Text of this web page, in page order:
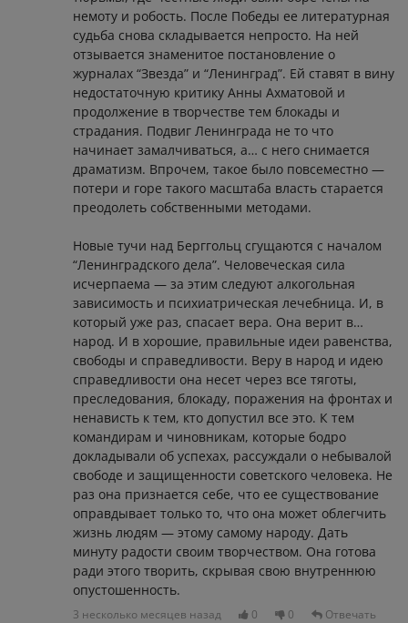
немоту и робость. После Победы ее литературная
судьба снова складывается непросто. На ней
отзывается знаменитое постановление о
журналах “Звезда” и “Ленинград”. Ей ставят в вину
недостаточную критику Анны Ахматовой и
продолжение в творчестве тем блокады и
страдания. Подвиг Ленинграда не то что
начинает замалчиваться, а… с него снимается
драматизм. Впрочем, такое было повсеместно —
потери и горе такого масштаба власть старается
преодолеть собственными методами.
Новые тучи над Берггольц сгущаются с началом
“Ленинградского дела”. Человеческая сила
исчерпаема — за этим следуют алкогольная
зависимость и психиатрическая лечебница. И, в
который уже раз, спасает вера. Она верит в…
народ. И в хорошие, правильные идеи равенства,
свободы и справедливости. Веру в народ и идею
справедливости она несет через все тяготы,
преследования, блокаду, поражения на фронтах и
ненависть к тем, кто допустил все это. К тем
командирам и чиновникам, которые бодро
докладывали об успехах, рассуждали о небывалой
свободе и защищенности советского человека. Не
раз она признается себе, что ее существование
оправдывает только то, что она может облегчить
жизнь людям — этому самому народу. Дать
минуту радости своим творчеством. Она готова
ради этого творить, скрывая свою внутреннюю
опустошенность.
3 несколько месяцев назад 0 0
Отвечать